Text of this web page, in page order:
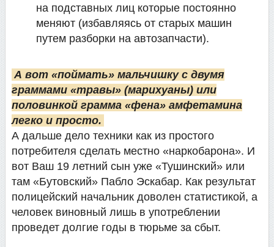
на подставных лиц которые постоянно
меняют (избавляясь от старых машин
путем разборки на автозапчасти).
А вот «поймать» мальчишку с двумя
граммами «травы» (марихуаны) или
половинкой грамма «фена» амфетамина
легко и просто.
А дальше дело техники как из простого
потребителя сделать местно «наркобарона». И
вот Ваш 19 летний сын уже «Тушинский» или
там «Бутовский» Пабло Эскабар. Как результат
полицейский начальник доволен статистикой, а
человек виновный лишь в употреблении
проведет долгие годы в тюрьме за сбыт.